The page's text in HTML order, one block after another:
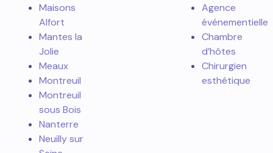
Maisons
Alfort
Mantes la
Jolie
Meaux
Montreuil
Montreuil
sous Bois
Nanterre
Neuilly sur
Agence
événementielle
Chambre
d’hôtes
Chirurgien
esthétique